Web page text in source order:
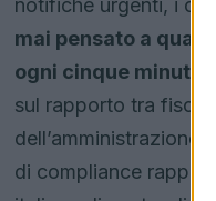
notifiche urgenti, i
mai pensato a
ogni cinque minuti
sul rapporto tra fisco
dell’amministrazione
di compliance